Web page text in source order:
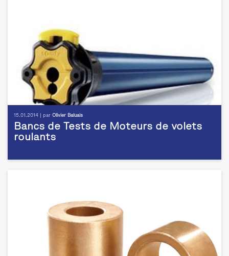
15.01.2014 | par Olivier Baluais
Bancs de Tests de Moteurs de volets
roulants